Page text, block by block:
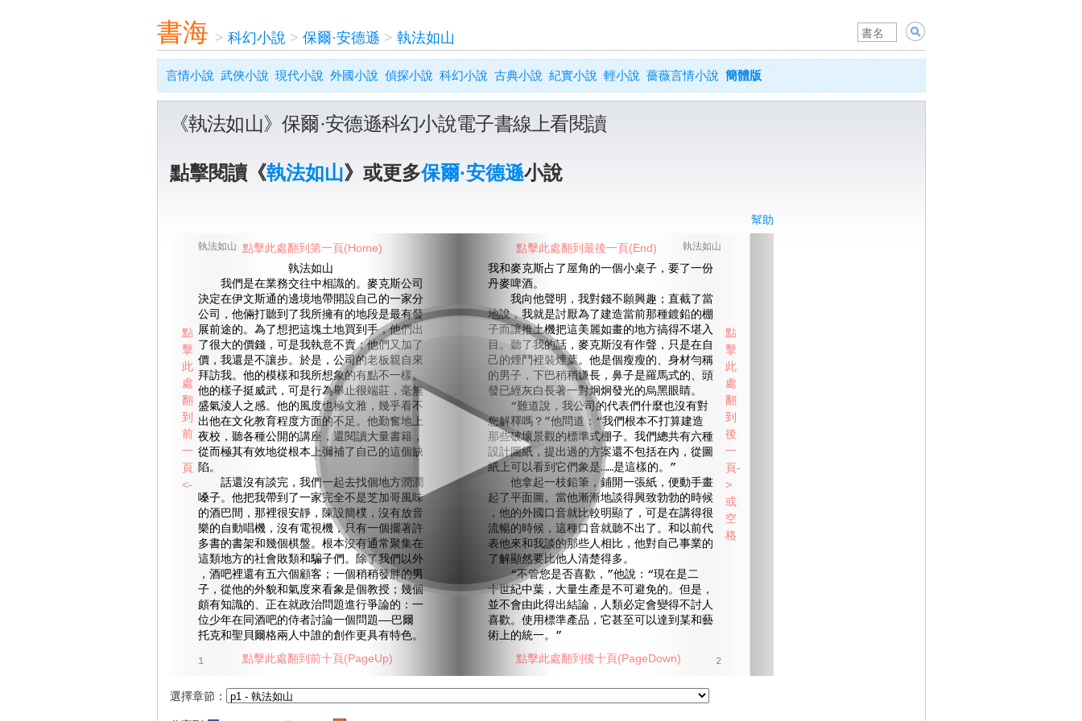
書海 > 科幻小說 > 保爾·安德遜 > 執法如山
言情小說 武俠小說 現代小說 外國小說 偵探小說 科幻小說 古典小說 紀實小說 輕小說 薔薇言情小說 簡體版
《執法如山》保爾·安德遜科幻小說電子書線上看閱讀
點擊閱讀《執法如山》或更多保爾·安德遜小說
幫助
執法如山 執法如山
執法如山
我們是在業務交往中相識的。麥克斯公司
決定在伊文斯通的邊境地帶開設自己的一家分
公司，他倆打聽到了我所擁有的地段是最有發
展前途的。為了想把這塊土地買到手，他們出
了很大的價錢，可是我執意不賣；他們又加了
價，我還是不讓步。於是，公司的老板親自來
拜訪我。他的模樣和我所想象的有點不一樣。
他的樣子挺威武，可是行為舉止很端莊，毫無
盛氣淩人之感。他的風度也極文雅，幾乎看不
出他在文化教育程度方面的不足。他勤奮地上
夜校，聽各種公開的講座，還閱讀大量書籍，
從而極其有效地從根本上彌補了自己的這個缺
陷。
話還沒有談完，我們一起去找個地方潤潤
嗓子。他把我帶到了一家完全不是芝加哥風味
的酒巴間，那裡很安靜，陳設簡樸，沒有放音
樂的自動唱機，沒有電視機，只有一個擺著許
多書的書架和幾個棋盤。根本沒有通常聚集在
這類地方的社會敗類和騙子們。除了我們以外
，酒吧裡還有五六個顧客；一個稍稍發胖的男
子，從他的外貌和氣度來看象是個教授；幾個
頗有知識的、正在就政治問題進行爭論的：一
位少年在同酒吧的侍者討論一個問題——巴爾
托克和聖貝爾格兩人中誰的創作更具有特色。
我和麥克斯占了屋角的一個小桌子，要了一份
丹麥啤酒。
我向他聲明，我對錢不願興趣；直截了當
地說，我就是討厭為了建造當前那種鍍鉛的棚
子而讓推土機把這美麗如畫的地方搞得不堪入
目。聽了我的話，麥克斯沒有作聲，只是在自
己的煙鬥裡裝煙葉。他是個瘦瘦的、身材勻稱
的男子，下巴稍稍嫌長，鼻子是羅馬式的、頭
發已經灰白長著一對炯炯發光的烏黑眼睛。
“難道說，我公司的代表們什麼也沒有對
您解釋嗎？”他問道：“我們根本不打算建造
那些破壞景觀的標準式棚子。我們總共有六種
設計圖紙，提出過的方案還不包括在內，從圖
紙上可以看到它們象是……是這樣的。”
他拿起一枝鉛筆，鋪開一張紙，便動手畫
起了平面圖。當他漸漸地談得興致勃勃的時候
，他的外國口音就比較明顯了，可是在講得很
流暢的時候，這種口音就聽不出了。和以前代
表他來和我談的那些人相比，他對自己事業的
了解顯然要比他人清楚得多。
“不管您是否喜歡，”他說：“現在是二
十世紀中葉，大量生產是不可避免的。但是，
並不會由此得出結論，人類必定會變得不討人
喜歡。使用標準產品，它甚至可以達到某和藝
術上的統一。”
1 2
選擇章節：
點擊此處翻到第一頁(Home) 點擊此處翻到最後一頁(End)
點擊此處翻到前十頁(PageUp) 點擊此處翻到後十頁(PageDown)
點
擊
此
處
翻
到
前
一
頁
<-
點
擊
此
處
翻
到
後
一
頁-
>
或
空
格